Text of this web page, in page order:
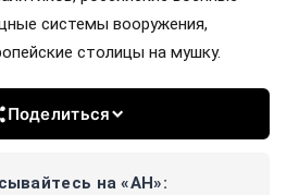
системы вооружения,
столицы на мушку.
Поделиться
на «АН»: